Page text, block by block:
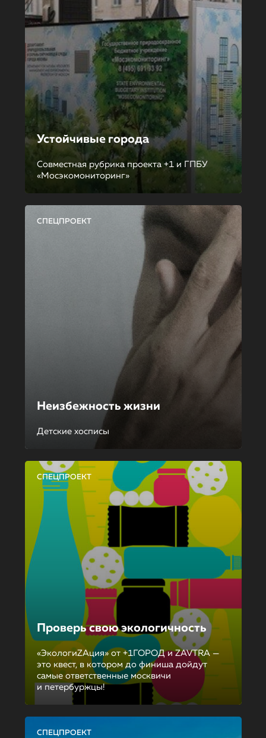
Устойчивые города
Совместная рубрика проекта +1 и ГПБУ
«Мосэкомониторинг»
СПЕЦПРОЕКТ
Неизбежность жизни
Детские хосписы
СПЕЦПРОЕКТ
Проверь свою экологичность
«ЭкологиZAция» от +1ГОРОД и ZAVTRA —
это квест, в котором до финиша дойдут
самые ответственные москвичи
и петербуржцы!
СПЕЦПРОЕКТ